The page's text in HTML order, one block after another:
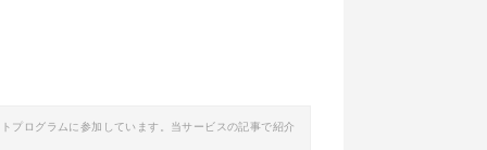
プログラムに参加しています。当サービスの記事で紹介